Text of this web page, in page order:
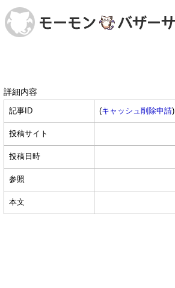
詳細内容
記事ID (キャッシュ削除申請)
投稿サイト
投稿日時
参照
本文